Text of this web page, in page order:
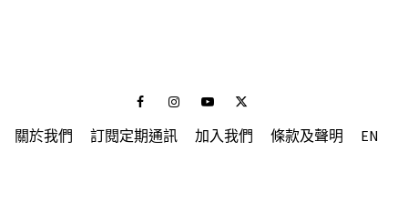
FacebookInstagramYoutubeTwitter
關於我們 訂閱定期通訊 加入我們 條款及聲明 EN